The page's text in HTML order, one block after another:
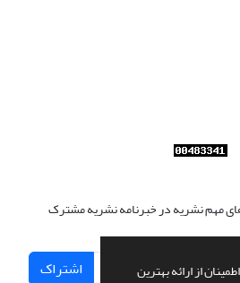
از ارائه بهترین
های مهم نشریه در خبرنامه نشریه مشترک
اشتراک